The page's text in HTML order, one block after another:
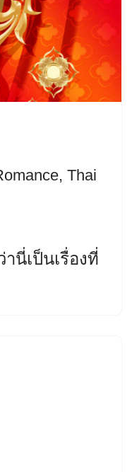
, Thai
นี่เป็นเรื่องที่